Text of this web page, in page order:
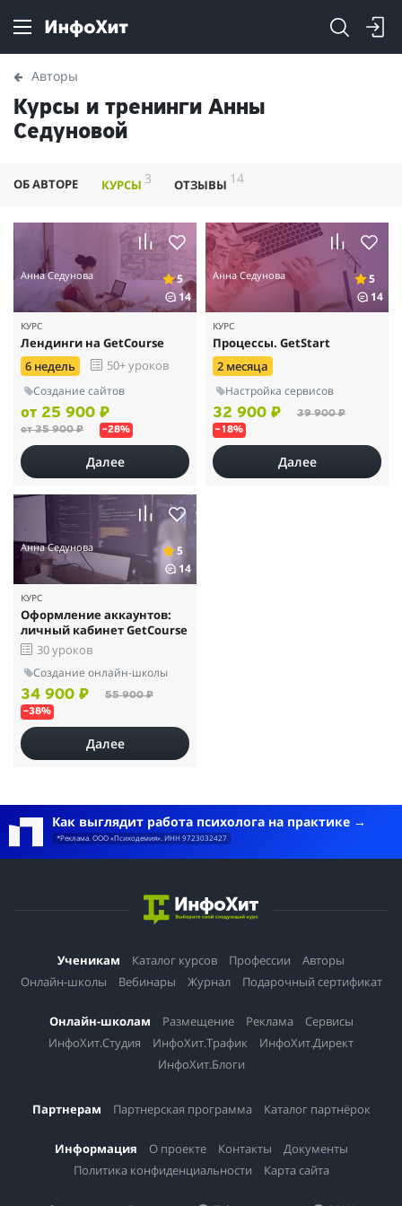
Авторы
Курсы и тренинги Анны
Седуновой
ОБ АВТОРЕ КУРСЫ 3 ОТЗЫВЫ 14
Анна Седунова
5
14
КУРС
Лендинги на GetCourse
6 недель
50+ уроков
Создание сайтов
от 25 900 ₽
от 35 900 ₽ –28%
Далее
Анна Седунова
5
14
КУРС
Процессы. GetStart
2 месяца
Настройка сервисов
32 900 ₽ 39 900 ₽
–18%
Далее
Анна Седунова
5
14
КУРС
Оформление аккаунтов:
личный кабинет GetCourse
30 уроков
Создание онлайн-школы
34 900 ₽ 55 900 ₽
–38%
Далее
Как выглядит работа психолога на практике
*Реклама. ООО «Психодемия». ИНН 9723032427
Ученикам Каталог курсов Профессии
Авторы
Онлайн-школы
Вебинары Журнал Подарочный сертификат
Онлайн-школам Размещение Реклама
Сервисы
ИнфоХит.Студия
ИнфоХит.Трафик
ИнфоХит.Директ
ИнфоХит.Блоги
Партнерам Партнерская программа Каталог партнёрок
Информация О проекте Контакты
Документы
Политика конфиденциальности
Карта сайта